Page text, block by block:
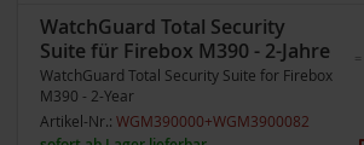
WatchGuard Total Security
Suite für Firebox M390 - 2-Jahre
WatchGuard Total Security Suite for Firebox
M390 - 2-Year
Artikel-Nr.: WGM390000+WGM3900082